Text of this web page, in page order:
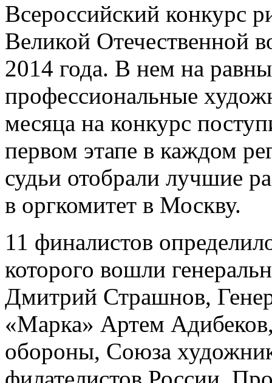
Всероссийский конкурс
Великой Отечественной
2014 года. В нем на
профессиональные
месяца на конкурс
первом этапе в каждом
судьи отобрали лучшие
в оргкомитет в Москву.
11 финалистов
которого вошли
Дмитрий Страшнов,
«Марка» Артем
обороны, Союза